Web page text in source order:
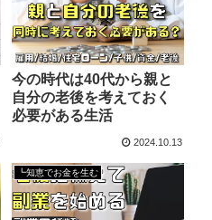
今の時代は40代から親と
自分の老後を考えておく
必要がある生活
2024.10.13
┗知恵でお金を生む